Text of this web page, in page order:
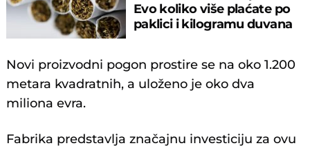
Evo koliko više plaćate po
paklici i kilogramu duvana
Novi proizvodni pogon prostire se na oko 1.200
metara kvadratnih, a uloženo je oko dva
miliona evra.
Fabrika predstavlja značajnu investiciju za ovu